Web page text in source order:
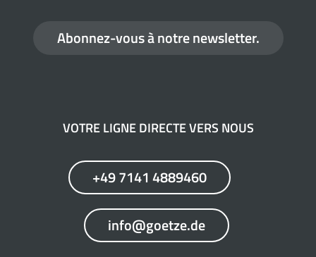
Abonnez-vous à notre newsletter.
VOTRE LIGNE DIRECTE VERS NOUS
+49 7141 4889460
info@goetze.de